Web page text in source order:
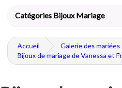
Catégories Bijoux Mariage
Accueil Galerie des mariées
Bijoux de mariage de Vanessa et